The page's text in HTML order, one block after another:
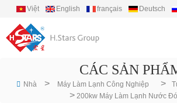
Việt English français Deutsch
CÁC SẢN
Nhà > Máy Làm Lạnh Công Nghiệp >
>200kw Máy Làm Lạnh Nước